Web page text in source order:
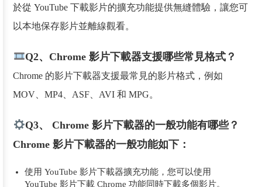
於從 YouTube 下載影片的擴充功能提供無縫體驗，讓您可
以本地保存影片並離線觀看。
Q2、Chrome 影片下載器支援哪些常見格式？
Chrome 的影片下載器支援最常見的影片格式，例如
MOV、MP4、ASF、AVI 和 MPG。
Q3、 Chrome 影片下載器的一般功能有哪些？
Chrome 影片下載器的一般功能如下：
使用 YouTube 影片下載器擴充功能，您可以使用
YouTube 影片下載 Chrome 功能同時下載多個影片。